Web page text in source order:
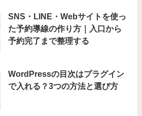
SNS・LINE・Webサイトを使っ
た予約導線の作り方｜入口から
予約完了まで整理する
WordPressの目次はプラグイン
で入れる？3つの方法と選び方